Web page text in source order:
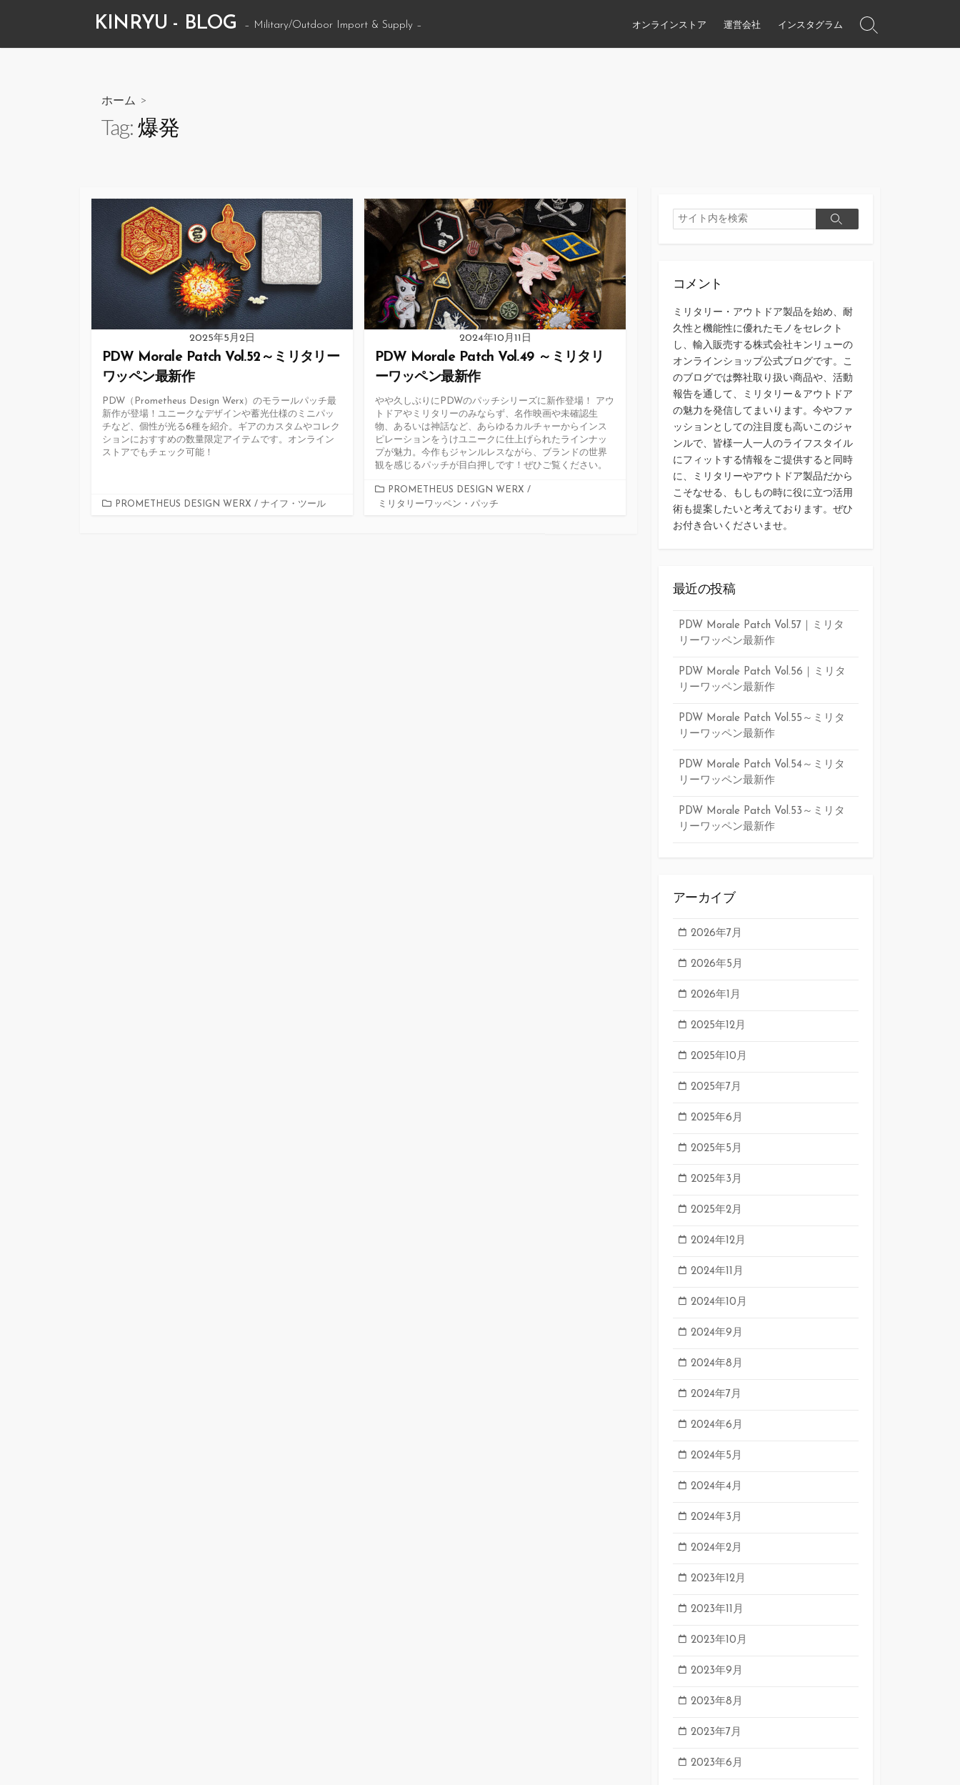
テ
KINRYU - BLOG – Military/Outdoor Import & Supply – オンラインストア 運営会社 インスタグラム
検
索
ホーム >
Tag:爆発
2025年5月2日
PDW Morale Patch Vol.52～ミリタリー
ワッペン最新作
PDW（Prometheus Design Werx）のモラールパッチ最
新作が登場！ユニークなデザインや蓄光仕様のミニパッ
チなど、個性が光る6種を紹介。ギアのカスタムやコレク
ションにおすすめの数量限定アイテムです。オンライン
ストアでもチェック可能！
カPROMETHEUS DESIGN WERX / ナイフ・ツール
2024年10月11日
PDW Morale Patch Vol.49 ～ミリタリ
ーワッペン最新作
やや久しぶりにPDWのパッチシリーズに新作登場！ アウ
トドアやミリタリーのみならず、名作映画や未確認生
物、あるいは神話など、あらゆるカルチャーからインス
ピレーションをうけユニークに仕上げられたラインナッ
プが魅力。今作もジャンルレスながら、ブランドの世界
観を感じるパッチが目白押しです！ぜひご覧ください。
カ
テ
PROMETHEUS DESIGN WERX /
ミリタリーワッペン・パッチ
検
索
検
コメント
ミリタリー・アウトドア製品を始め、耐
久性と機能性に優れたモノをセレクト
し、輸入販売する株式会社キンリューの
オンラインショップ公式ブログです。こ
のブログでは弊社取り扱い商品や、活動
報告を通して、ミリタリー＆アウトドア
の魅力を発信してまいります。今やファ
ッションとしての注目度も高いこのジャ
ンルで、皆様一人一人のライフスタイル
にフィットする情報をご提供すると同時
に、ミリタリーやアウトドア製品だから
こそなせる、もしもの時に役に立つ活用
術も提案したいと考えております。ぜひ
お付き合いくださいませ。
最近の投稿
PDW Morale Patch Vol.57｜ミリタ
リーワッペン最新作
PDW Morale Patch Vol.56｜ミリタ
リーワッペン最新作
PDW Morale Patch Vol.55～ミリタ
リーワッペン最新作
PDW Morale Patch Vol.54～ミリタ
リーワッペン最新作
PDW Morale Patch Vol.53～ミリタ
リーワッペン最新作
アーカイブ
2026年7月
2026年5月
2026年1月
2025年12月
2025年10月
2025年7月
2025年6月
2025年5月
2025年3月
2025年2月
2024年12月
2024年11月
2024年10月
2024年9月
2024年8月
2024年7月
2024年6月
2024年5月
2024年4月
2024年3月
2024年2月
2023年12月
2023年11月
2023年10月
2023年9月
2023年8月
2023年7月
2023年6月